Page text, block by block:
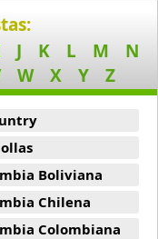
J K L M
N
W X Y Z
Boliviana
Chilena
Colombiana